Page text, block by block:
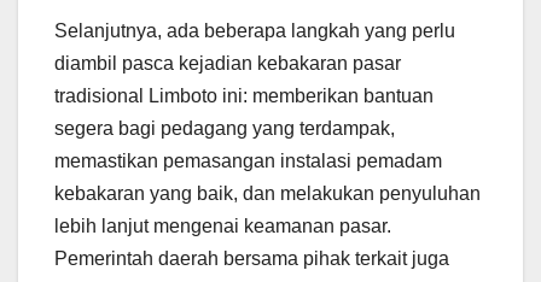
Selanjutnya, ada beberapa langkah yang perlu
diambil pasca kejadian kebakaran pasar
tradisional Limboto ini: memberikan bantuan
segera bagi pedagang yang terdampak,
memastikan pemasangan instalasi pemadam
kebakaran yang baik, dan melakukan penyuluhan
lebih lanjut mengenai keamanan pasar.
Pemerintah daerah bersama pihak terkait juga